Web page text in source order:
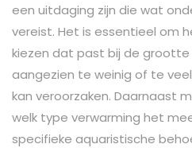
een uitdaging zijn die wat
vereist. Het is essentieel om
kiezen dat past bij de grootte
aangezien te weinig of te
kan veroorzaken. Daarnaast
welk type verwarming het
specifieke aquaristische